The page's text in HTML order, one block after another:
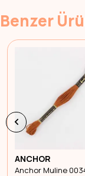
Benzer
ANCHOR
Anchor Muline